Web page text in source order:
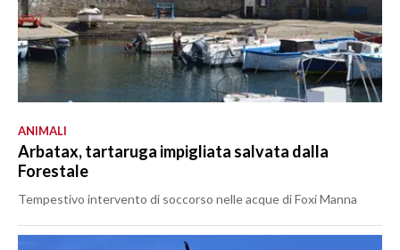
ANIMALI
Arbatax, tartaruga impigliata salvata dalla
Forestale
Tempestivo intervento di soccorso nelle acque di Foxi Manna